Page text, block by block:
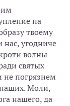
на
твоему
угодниче
волны
святых
не погрязнем
наших. Моли,
нашего, да